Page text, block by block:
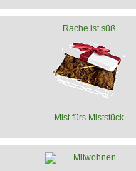
Rache ist süß
Mist fürs Miststück